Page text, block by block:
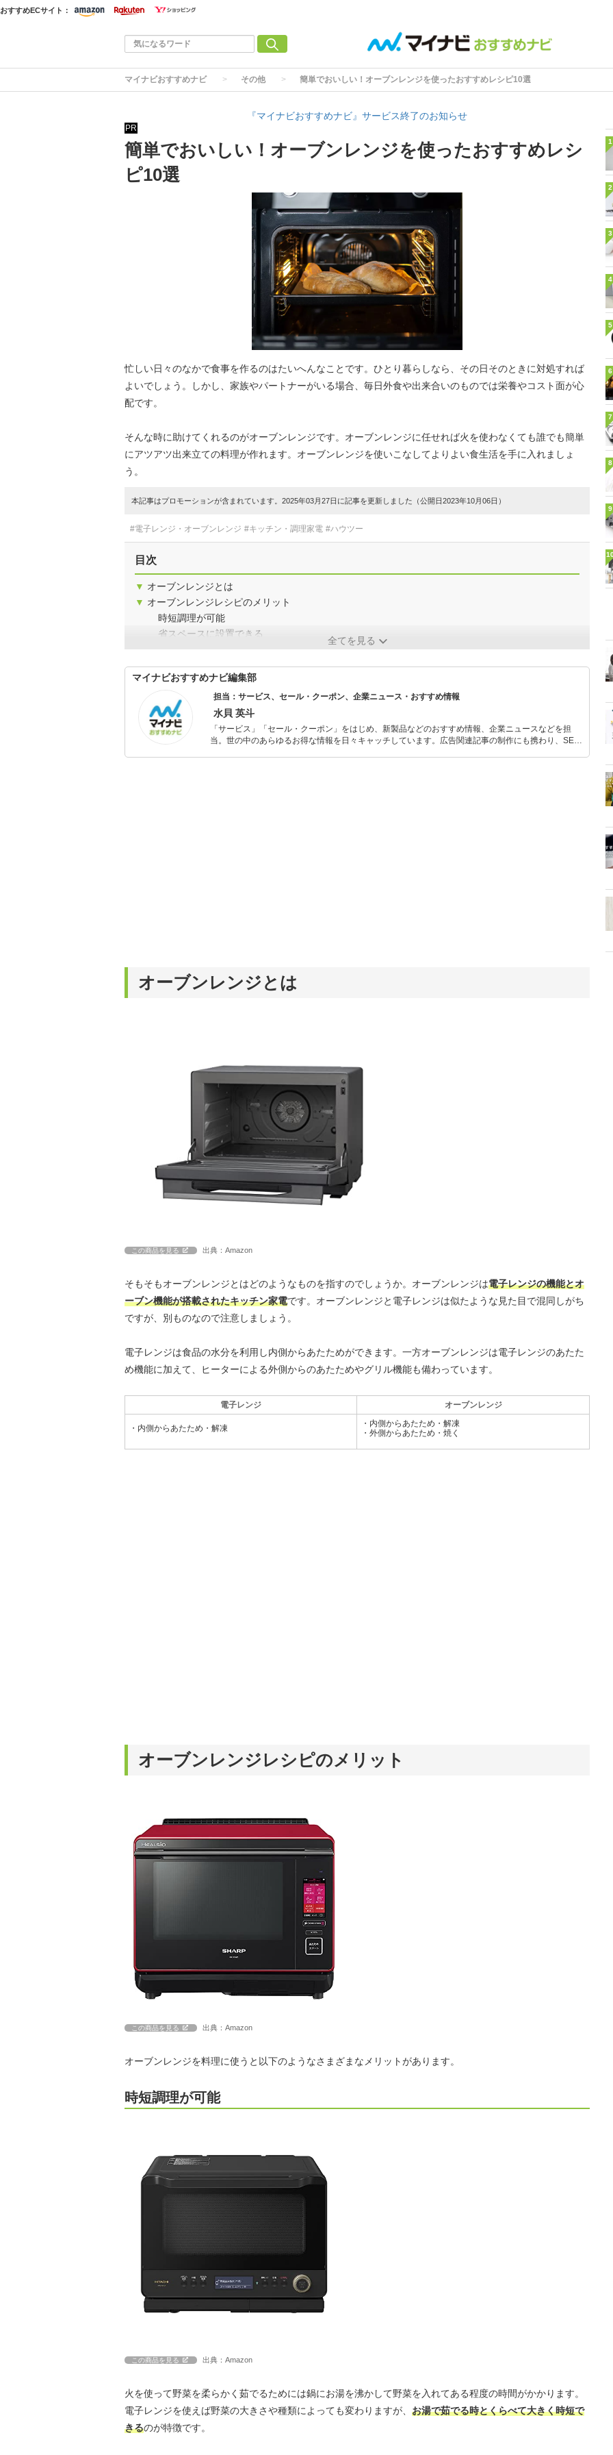
おすすめECサイト：
マイナビおすすめナビ その他 簡単でおいしい！オーブンレンジを使ったおすすめレシピ10選
『マイナビおすすめナビ』サービス終了のお知らせ
PR
簡単でおいしい！オーブンレンジを使ったおすすめレシ
ピ10選
忙しい日々のなかで食事を作るのはたいへんなことです。ひとり暮らしなら、その日そのときに対処すれば
よいでしょう。しかし、家族やパートナーがいる場合、毎日外食や出来合いのものでは栄養やコスト面が心
配です。
そんな時に助けてくれるのがオーブンレンジです。オーブンレンジに任せれば火を使わなくても誰でも簡単
にアツアツ出来立ての料理が作れます。オーブンレンジを使いこなしてよりよい食生活を手に入れましょ
う。
本記事はプロモーションが含まれています。2025年03月27日に記事を更新しました（公開日2023年10月06日）
#電子レンジ・オーブンレンジ #キッチン・調理家電 #ハウツー
目次
▼ オーブンレンジとは
▼ オーブンレンジレシピのメリット
時短調理が可能
省スペースに設置できる
全てを見る
マイナビおすすめナビ編集部
担当：サービス、セール・クーポン、企業ニュース・おすすめ情報
水貝 英斗
「サービス」「セール・クーポン」をはじめ、新製品などのおすすめ情報、企業ニュースなどを担
当。世の中のあらゆるお得な情報を日々キャッチしています。広告関連記事の制作にも携わり、SEO
オーブンレンジとは
この商品を見る 出典：Amazon
そもそもオーブンレンジとはどのようなものを指すのでしょうか。オーブンレンジは電子レンジの機能とオ
ーブン機能が搭載されたキッチン家電です。オーブンレンジと電子レンジは似たような見た目で混同しがち
ですが、別ものなので注意しましょう。
電子レンジは食品の水分を利用し内側からあたためができます。一方オーブンレンジは電子レンジのあたた
め機能に加えて、ヒーターによる外側からのあたためやグリル機能も備わっています。
電子レンジ オーブンレンジ
・内側からあたため・解凍
・内側からあたため・解凍
・外側からあたため・焼く
オーブンレンジレシピのメリット
この商品を見る 出典：Amazon
オーブンレンジを料理に使うと以下のようなさまざまなメリットがあります。
時短調理が可能
この商品を見る 出典：Amazon
火を使って野菜を柔らかく茹でるためには鍋にお湯を沸かして野菜を入れてある程度の時間がかかります。
電子レンジを使えば野菜の大きさや種類によっても変わりますが、 お湯で茹でる時とくらべて大きく時短で
きるのが特徴です。
1
2
3
4
5
6
7
8
9